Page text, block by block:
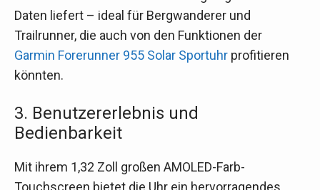
Daten liefert – ideal für Bergwanderer und
Trailrunner, die auch von den Funktionen der
Garmin Forerunner 955 Solar Sportuhr profitieren
könnten.
3. Benutzererlebnis und
Bedienbarkeit
Mit ihrem 1,32 Zoll großen AMOLED-Farb-
Touchscreen bietet die Uhr ein hervorragendes